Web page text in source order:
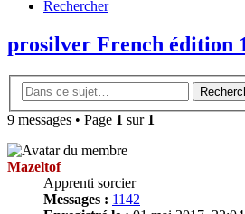
Rechercher
prosilver French édition
9 messages • Page 1 sur 1
Mazeltof
Apprenti sorcier
Messages : 1142